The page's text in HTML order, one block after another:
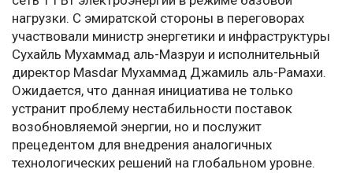
нагрузки. С эмиратской стороны в переговорах
участвовали министр энергетики и инфраструктуры
Сухайль Мухаммад аль-Мазруи и исполнительный
директор Masdar Мухаммад Джамиль аль-Рамахи.
Ожидается, что данная инициатива не только
устранит проблему нестабильности поставок
возобновляемой энергии, но и послужит
прецедентом для внедрения аналогичных
технологических решений на глобальном уровне.